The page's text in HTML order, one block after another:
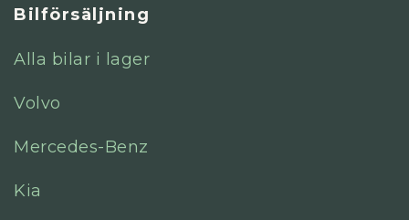
Bilförsäljning
Alla bilar i lager
Volvo
Mercedes-Benz
Kia